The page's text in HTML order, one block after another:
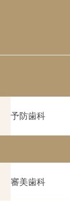
予防歯科
審美歯科